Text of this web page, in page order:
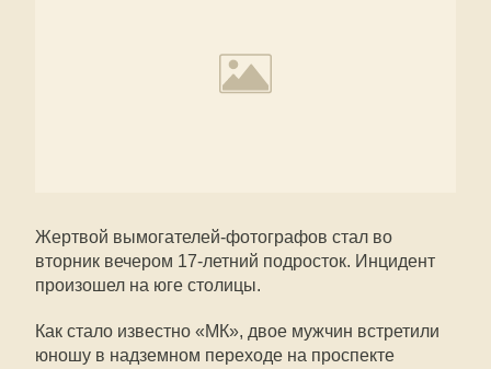
Жертвой вымогателей-фотографов стал во
вторник вечером 17-летний подросток. Инцидент
произошел на юге столицы.
Как стало известно «МК», двое мужчин встретили
юношу в надземном переходе на проспекте